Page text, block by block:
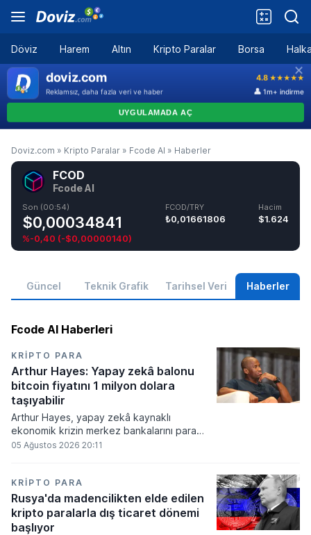
Döviz Harem Altın Kripto Paralar Borsa
Doviz.com » Kripto Paralar » Fcode AI » Haberler
FCOD
Fcode AI
Son (00:54)
$0,00034841
%-0,40 (-$0,00000140)
FCOD/TRY
₺0,01661806
Hacim
$1.624
Güncel Teknik Grafik Tarihsel Veri Haberler
Fcode AI Haberleri
KRIPTO PARA
Arthur Hayes: Yapay zekâ balonu
bitcoin fiyatını 1 milyon dolara
taşıyabilir
Arthur Hayes, yapay zekâ kaynaklı
ekonomik krizin merkez bankalarını para
basmaya zorlayacağını ve bu durumun
kayıplarının tetikleyeceği kredi krizinin
küresel likidite artışına yol açacağını belirtti
ve bitcoinin bu süreçte en hızlı tepki veren
varlık olacağı vurguladı.
05 Ağustos 2026 20:11
KRIPTO PARA
Rusya'da madencilikten elde edilen
kripto paralarla dış ticaret dönemi
başlıyor